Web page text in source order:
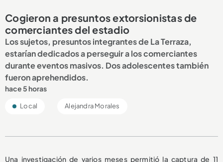
Cogieron a presuntos extorsionistas de
comerciantes del estadio
Los sujetos, presuntos integrantes de La Terraza,
estarían dedicados a perseguir a los comerciantes
durante eventos masivos. Dos adolescentes también
fueron aprehendidos.
hace 5 horas
Local Alejandra Morales
Una investigación de varios meses permitió la captura de 11